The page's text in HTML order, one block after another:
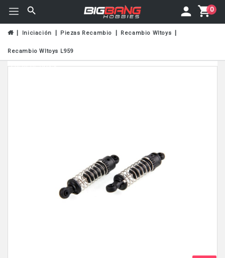
0
Iniciación Piezas Recambio Recambio Wltoys
Recambio Wltoys L959
Fuera De Stock